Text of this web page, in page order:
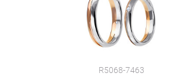
R5068-7463